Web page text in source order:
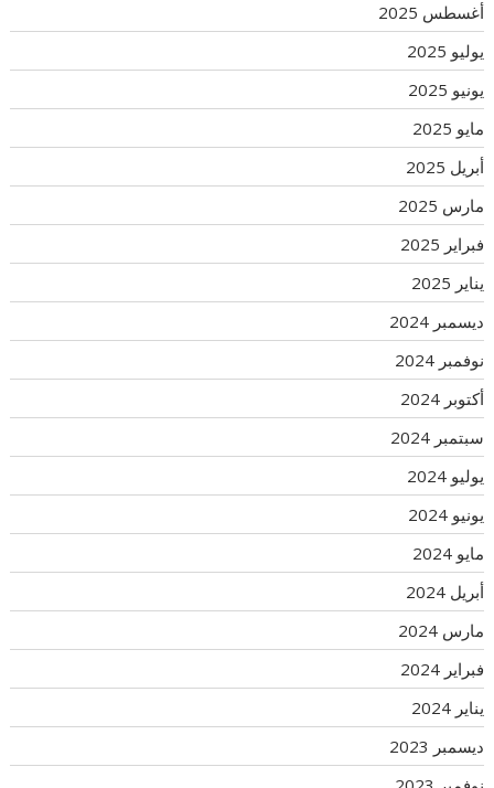
أغسطس 2025
يوليو 2025
يونيو 2025
مايو 2025
أبريل 2025
مارس 2025
فبراير 2025
يناير 2025
ديسمبر 2024
نوفمبر 2024
أكتوبر 2024
سبتمبر 2024
يوليو 2024
يونيو 2024
مايو 2024
أبريل 2024
مارس 2024
فبراير 2024
يناير 2024
ديسمبر 2023